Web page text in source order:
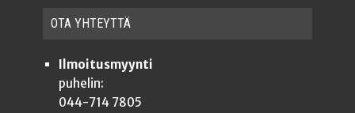
OTA YHTEYT­TÄ
Ilmoitusmyynti
puhelin:
044-714 7805